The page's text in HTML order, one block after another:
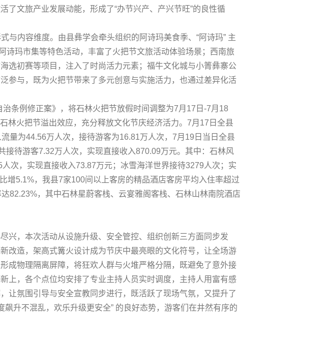
文旅产业发展动能，形成了“办节兴产、产兴节旺”的良性循
与内容维度。由县彝学会牵头组织的阿诗玛美食季、“阿诗玛” 主
诗玛市集等特色活动，丰富了火把节文旅活动体验场景；西南旅
选初赛等项目，注入了时尚活力元素；福牛文化城与小箐彝寨公
参与，既为火把节带来了多元创意与实施活力，也通过差异化活
条例修正案》，将石林火把节放假时间调整为7月17日-7月18
林火把节溢出效应，充分释放文化节庆经济活力。7月17日全县
量为44.56万人次，接待游客为16.81万人次，7月19日当日全县
待游客7.32万人次，实现直接收入870.09万元。其中：石林风
次，实现直接收入73.87万元；冰雪海洋世界接待3279人次；实
增5.1%，我县7家100间以上客房的精品酒店客房平均入住率超过
82.23%，其中石林星蔚客栈、云宴雅阁客栈、石林山林南院酒店
兴，本次活动从设施升级、安全管控、组织创新三方面同步发
改造，架高式篝火设计成为节庆中最亮眼的文化符号，让全场游
成物理隔离屏障，将狂欢人群与火堆严格分隔，既避免了意外接
上，各个点位均安排了专业主持人员实时调度，主持人用富有感
让氛围引导与安全宣教同步进行，既活跃了现场气氛，又提升了
升不混乱，欢乐升级更安全” 的良好态势，游客们在井然有序的